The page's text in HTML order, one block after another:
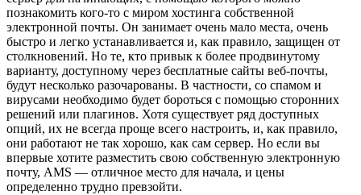
познакомить кого-то с миром хостинга собственной
электронной почты. Он занимает очень мало места, очень
быстро и легко устанавливается и, как правило, защищен от
столкновений. Но те, кто привык к более продвинутому
варианту, доступному через бесплатные сайты веб-почты,
будут несколько разочарованы. В частности, со спамом и
вирусами необходимо будет бороться с помощью сторонних
решений или плагинов. Хотя существует ряд доступных
опций, их не всегда проще всего настроить, и, как правило,
они работают не так хорошо, как сам сервер. Но если вы
впервые хотите разместить свою собственную электронную
почту, AMS — отличное место для начала, и цены
определенно трудно превзойти.